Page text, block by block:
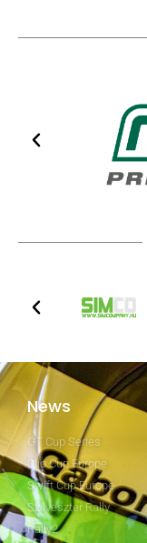
News
GT Cup Series
Clio Cup Europe
Swift Cup Europe
Szilveszter Rally
Rally2